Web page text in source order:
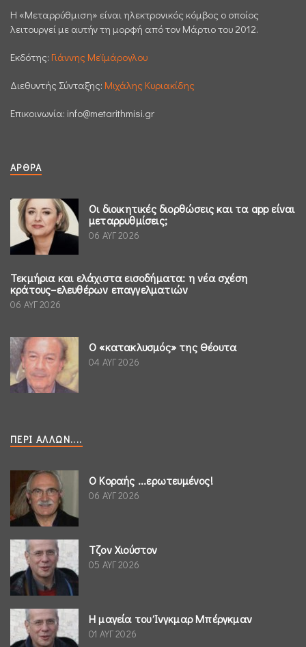
H «Μεταρρύθμιση» είναι ηλεκτρονικός κόμβος ο οποίος
λειτουργεί με αυτήν τη μορφή από τον Μάρτιο του 2012.
Εκδότης: Γιάννης Μεϊμάρογλου
Διεθυντής Σύνταξης: Μιχάλης Κυριακίδης
Επικοινωνία: info@metarithmisi.gr
ΆΡΘΡΑ
Οι διοικητικές διορθώσεις και τα app είναι
μεταρρυθμίσεις;
06 ΑΥΓ 2026
Τεκμήρια και ελάχιστα εισοδήματα: η νέα σχέση
κράτους–ελευθέρων επαγγελματιών
06 ΑΥΓ 2026
Ο «κατακλυσμός» της Θέουτα
04 ΑΥΓ 2026
ΠΕΡΊ ΆΛΛΩΝ....
Ο Κοραής ...ερωτευμένος!
06 ΑΥΓ 2026
Τζον Χιούστον
05 ΑΥΓ 2026
Η μαγεία του Ίνγκμαρ Μπέργκμαν
01 ΑΥΓ 2026